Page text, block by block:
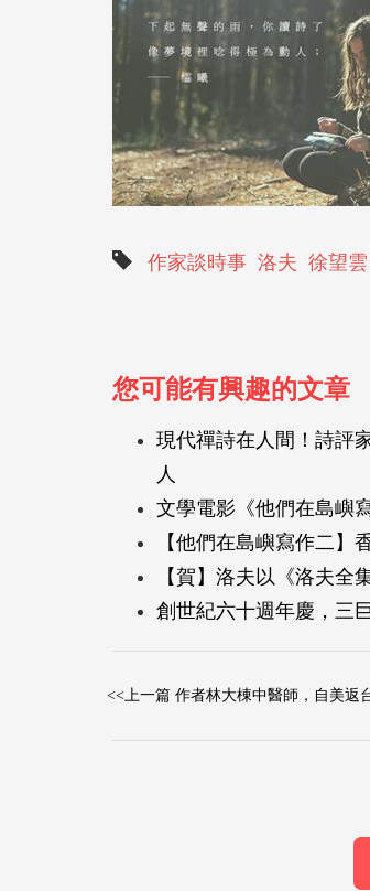
作家談時事 洛夫 徐望雲
您可能有興趣的文章
現代禪詩在人間！詩評
人
文學電影《他們在島嶼
【他們在島嶼寫作二
【賀】洛夫以《洛夫全
創世紀六十週年慶，三
<<上一篇 作者林大棟中醫師，自美返